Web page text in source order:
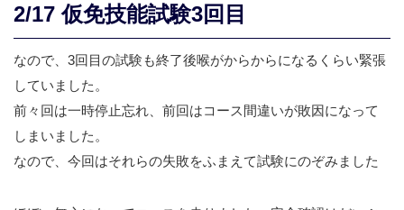
2/17 仮免技能試験3回目
なので、3回目の試験も終了後喉がからからになるくらい緊張
していました。
前々回は一時停止忘れ、前回はコース間違いが敗因になって
しまいました。
なので、今回はそれらの失敗をふまえて試験にのぞみました